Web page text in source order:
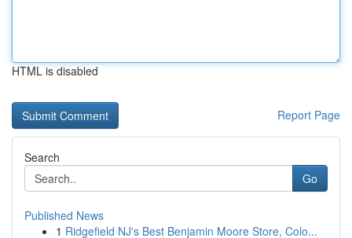
HTML is disabled
Report Page
Search
Go
Published News
1 Ridgefield NJ's Best Benjamin Moore Store, Colo...